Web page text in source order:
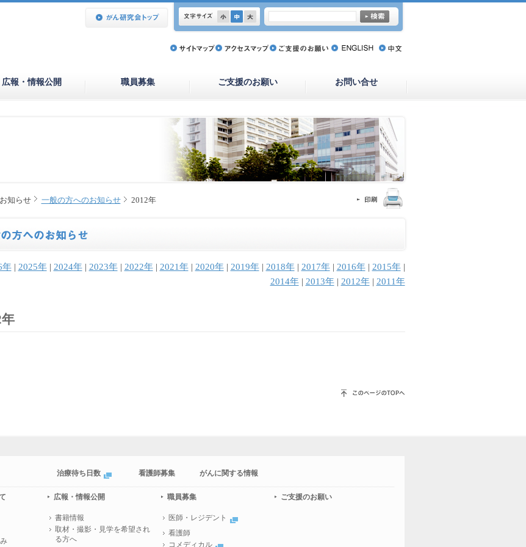
広報・情報公開 職員募集 ご支援のお願い お問い合せ
お知らせ 一般の方へのお知らせ 2012年
年| 2025年| 2024年| 2023年| 2022年| 2021年| 2020年| 2019年| 2018年| 2017年| 2016年| 2015年|
2014年| 2013年| 2012年| 2011年
治療待ち日数 看護師募集 がんに関する情報
広報・情報公開
書籍情報
取材・撮影・見学を希望され
る方へ
職員募集
医師・レジデント
看護師
コメディカル
ご支援のお願い